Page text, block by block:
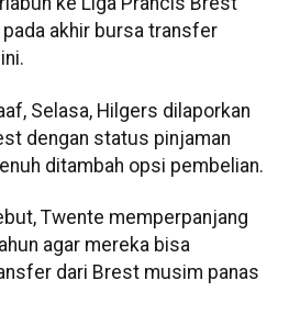
akhir bursa transfer
Selasa, Hilgers dilaporkan
dengan status pinjaman
ditambah opsi pembelian.
Twente memperpanjang
agar mereka bisa
dari Brest musim panas